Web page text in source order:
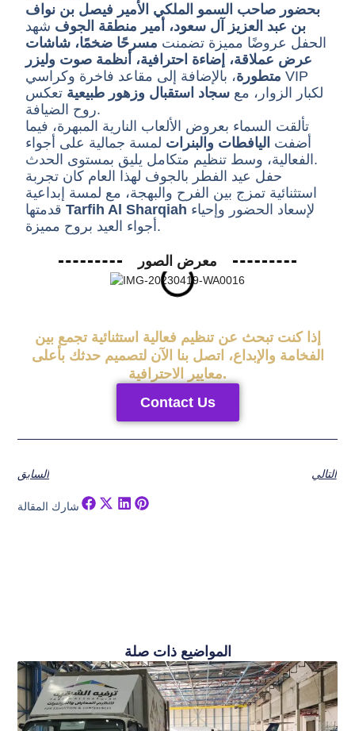
بحضور صاحب السمو الملكي الأمير فيصل بن نواف
بن عبد العزيز آل سعود، أمير منطقة الجوف شهد
الحفل عروضًا مميزة تضمنت مسرحًا ضخمًا، شاشات
عرض عملاقة، إضاءة احترافية، أنظمة صوت وليزر
متطورة، بالإضافة إلى مقاعد فاخرة وكراسي VIP
لكبار الزوار، مع سجاد استقبال وزهور طبيعية تعكس
روح الضيافة.
تألقت السماء بعروض الألعاب النارية المبهرة، فيما
أضفت اليافطات والبنرات لمسة جمالية على أجواء
الفعالية، وسط تنظيم متكامل يليق بمستوى الحدث.
حفل عيد الفطر بالجوف لهذا العام كان تجربة
استثنائية تمزج بين الفرح والبهجة، مع لمسة إبداعية
قدمتهاTarfih Al Sharqiah
أجواء العيد بروح مميزة.
معرض الصور
إذا كنت تبحث عن تنظيم فعالية استثنائية تجمع بين
الفخامة والإبداع، اتصل بنا الآن لتصميم حدثك بأعلى
معايير الاحترافية.
Contact Us
السابق التالي
شارك المقالة
المواضيع ذات صلة